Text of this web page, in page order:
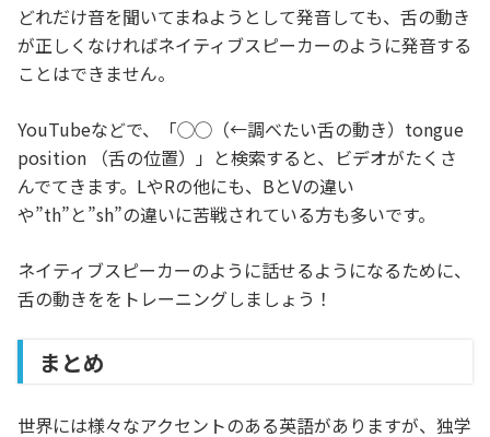
どれだけ音を聞いてまねようとして発音しても、舌の動き
が正しくなければネイティブスピーカーのように発音する
ことはできません。
YouTubeなどで、「◯◯（←調べたい舌の動き）tongue
position （舌の位置）」と検索すると、ビデオがたくさ
んでてきます。LやRの他にも、BとVの違い
や”th”と”sh”の違いに苦戦されている方も多いです。
ネイティブスピーカーのように話せるようになるために、
舌の動きををトレーニングしましょう！
まとめ
世界には様々なアクセントのある英語がありますが、独学